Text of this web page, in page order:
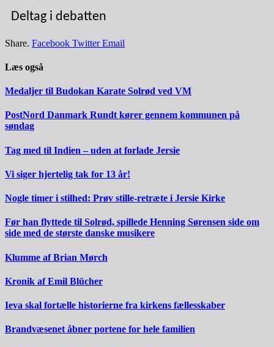
Deltag i debatten
Share. Facebook Twitter Email
Læs også
Medaljer til Budokan Karate Solrød ved VM
PostNord Danmark Rundt kører gennem kommunen på
søndag
Tag med til Indien – uden at forlade Jersie
Vi siger hjertelig tak for 13 år!
Nogle timer i stilhed: Prøv stille-retræte i Jersie Kirke
Før han flyttede til Solrød, spillede Henning Sørensen side om
side med de største danske musikere
Klumme af Brian Mørch
Kronik af Emil Blücher
Ieva skal fortælle historierne fra kirkens fællesskaber
Brandvæsenet åbner portene for hele familien